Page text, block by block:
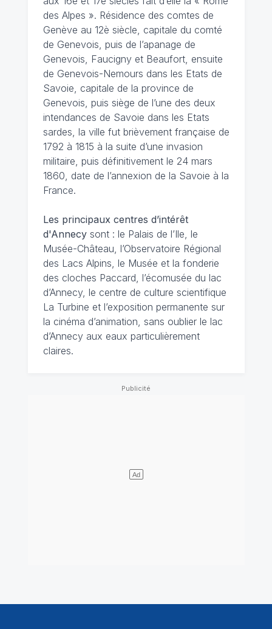
des Alpes ». Résidence des comtes de
Genève au 12è siècle, capitale du comté
de Genevois, puis de l’apanage de
Genevois, Faucigny et Beaufort, ensuite
de Genevois-Nemours dans les Etats de
Savoie, capitale de la province de
Genevois, puis siège de l’une des deux
intendances de Savoie dans les Etats
sardes, la ville fut brièvement française de
1792 à 1815 à la suite d’une invasion
militaire, puis définitivement le 24 mars
1860, date de l’annexion de la Savoie à la
France.
Les principaux centres d’intérêt
d'Annecysont : le Palais de l’Ile, le
Musée-Château, l’Observatoire Régional
des Lacs Alpins, le Musée et la fonderie
des cloches Paccard, l’écomusée du lac
d’Annecy, le centre de culture scientifique
La Turbine et l’exposition permanente sur
la cinéma d’animation, sans oublier le lac
d’Annecy aux eaux particulièrement
claires.